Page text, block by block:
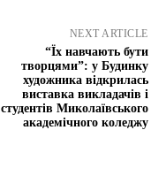
NEXT ARTICLE
“Їх навчають бути
творцями”: у Будинку
художника відкрилась
виставка викладачів і
студентів Миколаївського
академічного коледжу